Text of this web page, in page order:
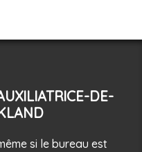
DE-
si le bureau est